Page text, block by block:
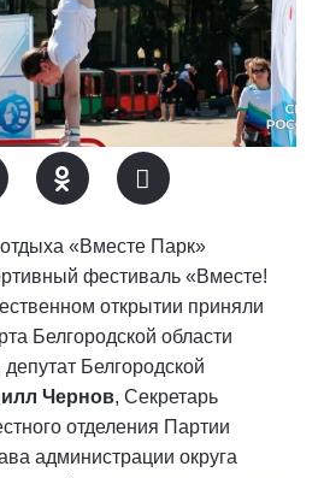
«Вместе Парк»
фестиваль «Вместе!
открытии приняли
Белгородской области
депутат Белгородской
Чернов, Секретарь
отделения Партии
администрации округа